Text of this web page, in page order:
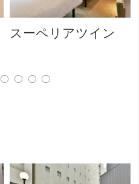
スーペリアツイン